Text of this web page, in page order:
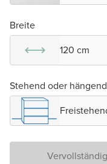
Breite
120 cm
Stehend oder hängend